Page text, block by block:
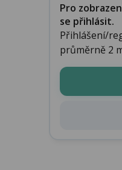
Pro
se přihlásit.
Přihlášení/
průměrně 2